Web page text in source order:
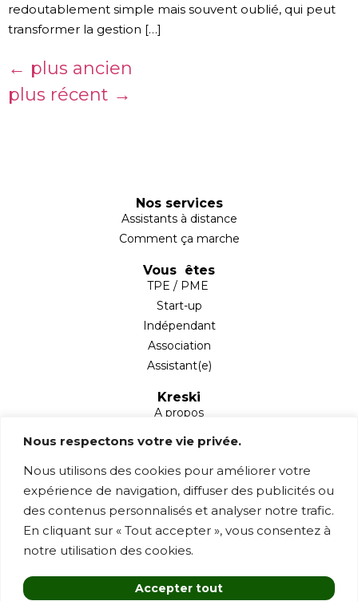
Nous respectons votre vie privée.
Nous utilisons des cookies pour améliorer votre
expérience de navigation, diffuser des publicités ou
des contenus personnalisés et analyser notre trafic.
En cliquant sur « Tout accepter », vous consentez à
notre utilisation des cookies.
Accepter tout
redoutablement simple mais souvent oublié, qui peut
transformer la gestion […]
← plus ancien
plus récent →
Nos services
Assistants à distance
Comment ça marche
Vous êtes
TPE / PME
Start-up
Indépendant
Association
Assistant(e)
Kreski
A propos
Mentions légales
Contact
78760 Jouars-Pontchartrain
contact@kreski.fr